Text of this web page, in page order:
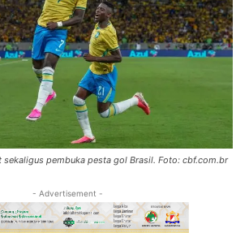
sekaligus pembuka pesta gol Brasil. Foto: cbf.com.br
- Advertisement -